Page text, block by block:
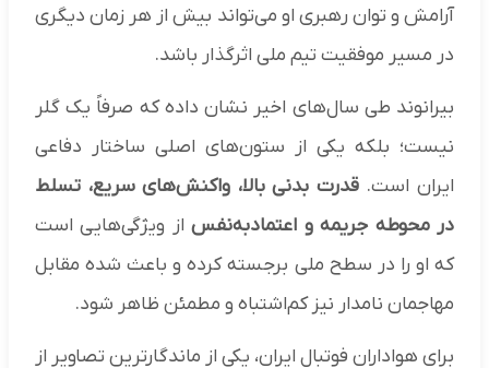
آرامش و توان رهبری او می‌تواند بیش از هر زمان دیگری
در مسیر موفقیت تیم ملی اثرگذار باشد.
بیرانوند طی سال‌های اخیر نشان داده که صرفاً یک گلر
نیست؛ بلکه یکی از ستون‌های اصلی ساختار دفاعی
ایران است.قدرت بدنی بالا، واکنش‌های سریع، تسلط
در محوطه جریمه و اعتمادبه‌نفساز ویژگی‌هایی است
که او را در سطح ملی برجسته کرده و باعث شده مقابل
مهاجمان نامدار نیز کم‌اشتباه و مطمئن ظاهر شود.
برای هواداران فوتبال ایران، یکی از ماندگارترین تصاویر از